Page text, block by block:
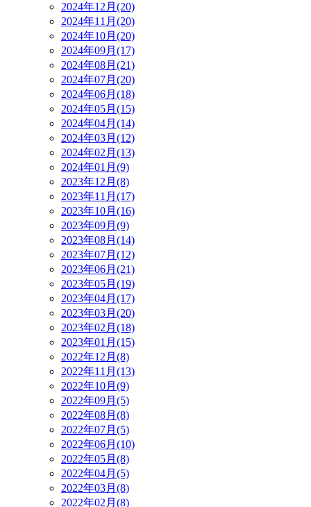
2024年12月(20)
2024年11月(20)
2024年10月(20)
2024年09月(17)
2024年08月(21)
2024年07月(20)
2024年06月(18)
2024年05月(15)
2024年04月(14)
2024年03月(12)
2024年02月(13)
2024年01月(9)
2023年12月(8)
2023年11月(17)
2023年10月(16)
2023年09月(9)
2023年08月(14)
2023年07月(12)
2023年06月(21)
2023年05月(19)
2023年04月(17)
2023年03月(20)
2023年02月(18)
2023年01月(15)
2022年12月(8)
2022年11月(13)
2022年10月(9)
2022年09月(5)
2022年08月(8)
2022年07月(5)
2022年06月(10)
2022年05月(8)
2022年04月(5)
2022年03月(8)
2022年02月(8)